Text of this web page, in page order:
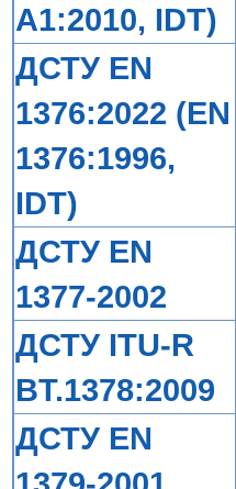
A1:2010, IDT)
ДСТУ EN
1376:2022 (EN
1376:1996,
IDT)
ДСТУ EN
1377-2002
ДСТУ ITU-R
BT.1378:2009
ДСТУ EN